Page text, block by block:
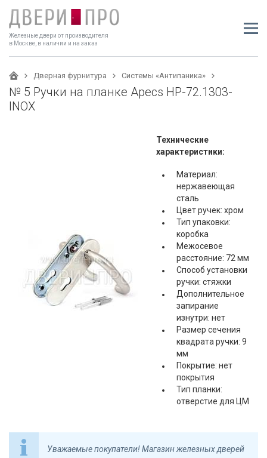
Железные двери от производителя
в Москве, в наличии и на заказ
Дверная фурнитура Системы «Антипаника»
№ 5 Ручки на планке Apecs HP-72.1303-
INOX
Технические
характеристики:
Материал:
нержавеющая
сталь
Цвет ручек: хром
Тип упаковки:
коробка
Межосевое
расстояние: 72 мм
Способ установки
ручки: стяжки
Дополнительное
запирание
изнутри: нет
Размер сечения
квадрата ручки: 9
мм
Покрытие: нет
покрытия
Тип планки:
отверстие для ЦМ
Уважаемые покупатели! Магазин железных дверей